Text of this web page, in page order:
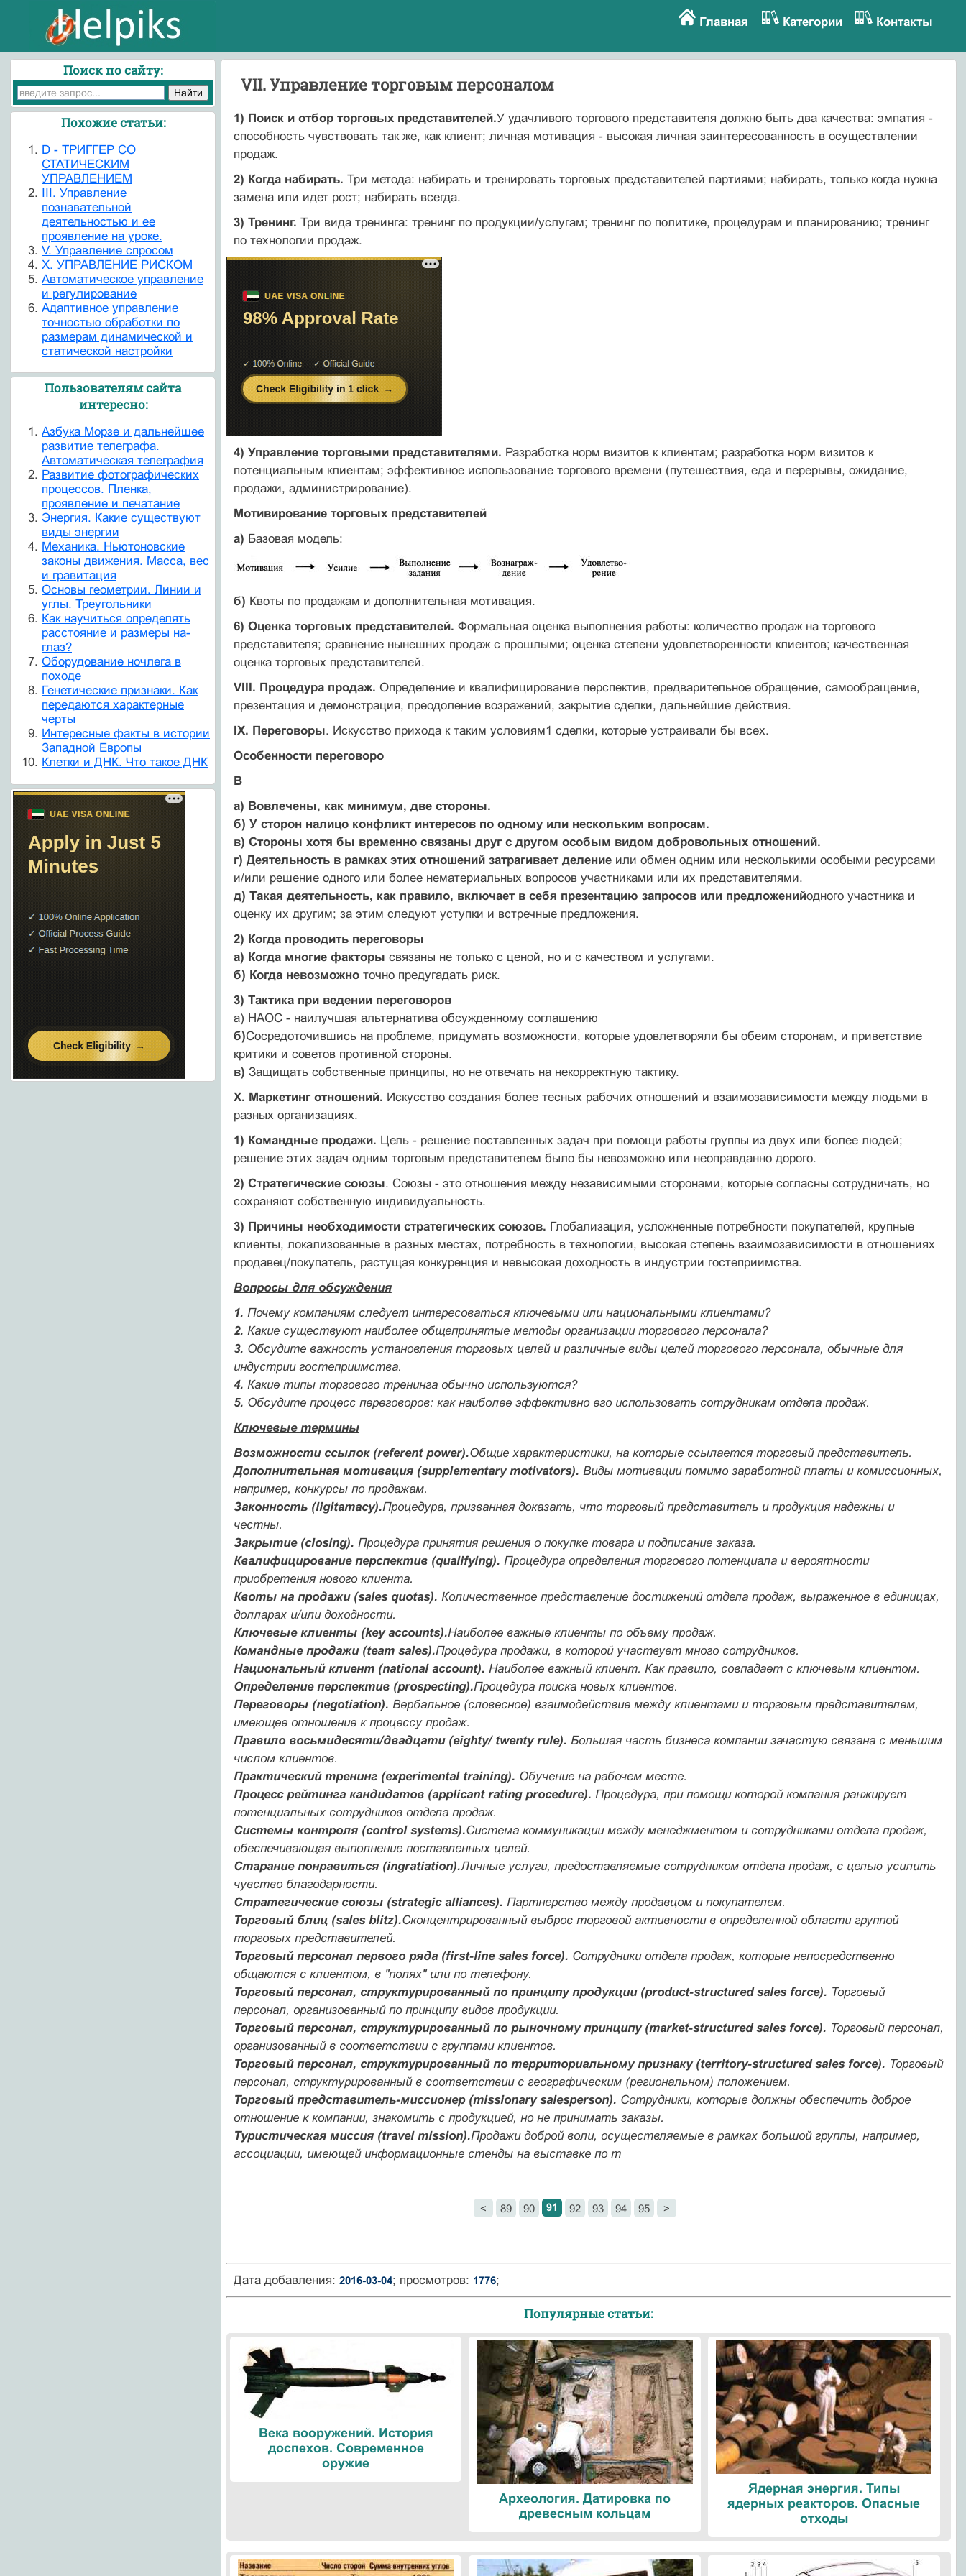
Главная Категории Контакты
VII. Управление торговым персоналом
1) Поиск и отбор торговых представителей.У удачливого торгового представителя должно быть два качества: эмпатия -
способность чувствовать так же, как клиент; личная мотивация - высокая личная заинтересованность в осуществлении
продаж.
2) Когда набирать. Три метода: набирать и тренировать торговых представителей партиями; набирать, только когда нужна
замена или идет рост; набирать всегда.
3) Тренинг. Три вида тренинга: тренинг по продукции/услугам; тренинг по политике, процедурам и планированию; тренинг
по технологии продаж.
4) Управление торговыми представителями. Разработка норм визитов к клиентам; разработка норм визитов к
потенциальным клиентам; эффективное использование торгового времени (путешествия, еда и перерывы, ожидание,
продажи, администрирование).
Мотивирование торговых представителей
а) Базовая модель:
б) Квоты по продажам и дополнительная мотивация.
6) Оценка торговых представителей. Формальная оценка выполнения работы: количество продаж на торгового
представителя; сравнение нынешних продаж с прошлыми; оценка степени удовлетворенности клиентов; качественная
оценка торговых представителей.
VIII. Процедура продаж. Определение и квалифицирование перспектив, предварительное обращение, самообращение,
презентация и демонстрация, преодоление возражений, закрытие сделки, дальнейшие действия.
IX. Переговоры. Искусство прихода к таким условиям1 сделки, которые устраивали бы всех.
Особенности переговоро
В
а) Вовлечены, как минимум, две стороны.
б) У сторон налицо конфликт интересов по одному или нескольким вопросам.
в) Стороны хотя бы временно связаны друг с другом особым видом добровольных отношений.
г) Деятельность в рамках этих отношений затрагивает делениеили обмен одним или несколькими особыми ресурсами
и/или решение одного или более нематериальных вопросов участниками или их представителями.
д) Такая деятельность, как правило, включает в себя презентацию запросов или предложенийодного участника и
оценку их другим; за этим следуют уступки и встречные предложения.
2) Когда проводить переговоры
а) Когда многие факторы связаны не только с ценой, но и с качеством и услугами.
б) Когда невозможноточно предугадать риск.
3) Тактика при ведении переговоров
а) НАОС - наилучшая альтернатива обсужденному соглашению
б)Сосредоточившись на проблеме, придумать возможности, которые удовлетворяли бы обеим сторонам, и приветствие
критики и советов противной стороны.
в) Защищать собственные принципы, но не отвечать на некорректную тактику.
X. Маркетинг отношений. Искусство создания более тесных рабочих отношений и взаимозависимости между людьми в
разных организациях.
1) Командные продажи. Цель - решение поставленных задач при помощи работы группы из двух или более людей;
решение этих задач одним торговым представителем было бы невозможно или неоправданно дорого.
2) Стратегические союзы. Союзы - это отношения между независимыми сторонами, которые согласны сотрудничать, но
сохраняют собственную индивидуальность.
3) Причины необходимости стратегических союзов. Глобализация, усложненные потребности покупателей, крупные
клиенты, локализованные в разных местах, потребность в технологии, высокая степень взаимозависимости в отношениях
продавец/покупатель, растущая конкуренция и невысокая доходность в индустрии гостеприимства.
Вопросы для обсуждения
1. Почему компаниям следует интересоваться ключевыми или национальными клиентами?
2. Какие существуют наиболее общепринятые методы организации торгового персонала?
3. Обсудите важность установления торговых целей и различные виды целей торгового персонала, обычные для
индустрии гостеприимства.
4. Какие типы торгового тренинга обычно используются?
5. Обсудите процесс переговоров: как наиболее эффективно его использовать сотрудникам отдела продаж.
Ключевые термины
Возможности ссылок (referent power).Общие характеристики, на которые ссылается торговый представитель.
Дополнительная мотивация (supplementary motivators). Виды мотивации помимо заработной платы и комиссионных,
например, конкурсы по продажам.
Законность (ligitamacy).Процедура, призванная доказать, что торговый представитель и продукция надежны и
честны.
Закрытие (closing). Процедура принятия решения о покупке товара и подписание заказа.
Квалифицирование перспектив (qualifying). Процедура определения торгового потенциала и вероятности
приобретения нового клиента.
Квоты на продажи (sales quotas). Количественное представление достижений отдела продаж, выраженное в единицах,
долларах и/или доходности.
Ключевые клиенты (key accounts).Наиболее важные клиенты по объему продаж.
Командные продажи (team sales).Процедура продажи, в которой участвует много сотрудников.
Национальный клиент (national account). Наиболее важный клиент. Как правило, совпадает с ключевым клиентом.
Определение перспектив (prospecting).Процедура поиска новых клиентов.
Переговоры (negotiation). Вербальное (словесное) взаимодействие между клиентами и торговым представителем,
имеющее отношение к процессу продаж.
Правило восьмидесяти/двадцати (eighty/ twenty rule). Большая часть бизнеса компании зачастую связана с меньшим
числом клиентов.
Практический тренинг (experimental training). Обучение на рабочем месте.
Процесс рейтинга кандидатов (applicant rating procedure). Процедура, при помощи которой компания ранжирует
потенциальных сотрудников отдела продаж.
Системы контроля (control systems).Система коммуникации между менеджментом и сотрудниками отдела продаж,
обеспечивающая выполнение поставленных целей.
Старание понравиться (ingratiation).Личные услуги, предоставляемые сотрудником отдела продаж, с целью усилить
чувство благодарности.
Стратегические союзы (strategic alliances). Партнерство между продавцом и покупателем.
Торговый блиц (sales blitz).Сконцентрированный выброс торговой активности в определенной области группой
торговых представителей.
Торговый персонал первого ряда (first-line sales force). Сотрудники отдела продаж, которые непосредственно
общаются с клиентом, в "полях" или по телефону.
Торговый персонал, структурированный по принципу продукции (product-structured sales force). Торговый
персонал, организованный по принципу видов продукции.
Торговый персонал, структурированный по рыночному принципу (market-structured sales force). Торговый персонал,
организованный в соответствии с группами клиентов.
Торговый персонал, структурированный по территориальному признаку (territory-structured sales force). Торговый
персонал, структурированный в соответствии с географическим (региональном) положением.
Торговый представитель-миссионер (missionary salesperson). Сотрудники, которые должны обеспечить доброе
отношение к компании, знакомить с продукцией, но не принимать заказы.
Туристическая миссия (travel mission).Продажи доброй воли, осуществляемые в рамках большой группы, например,
ассоциации, имеющей информационные стенды на выставке по т
< 89 90 91 92 93 94 95 >
Дата добавления: 2016-03-04; просмотров: 1776;
Популярные статьи:
Века вооружений. История
доспехов. Современное
оружие
Археология. Датировка по
древесным кольцам
Ядерная энергия. Типы
ядерных реакторов. Опасные
отходы
Поиск по сайту:
Похожие статьи:
D - ТРИГГЕР СО
СТАТИЧЕСКИМ
УПРАВЛЕНИЕМ
III. Управление
познавательной
деятельностью и ее
проявление на уроке.
V. Управление спросом
X. УПРАВЛЕНИЕ РИСКОМ
Автоматическое управление
и регулирование
Адаптивное управление
точностью обработки по
размерам динамической и
статической настройки
Пользователям сайта
интересно:
Азбука Морзе и дальнейшее
развитие телеграфа.
Автоматическая телеграфия
Развитие фотографических
процессов. Пленка,
проявление и печатание
Энергия. Какие существуют
виды энергии
Механика. Ньютоновские
законы движения. Масса, вес
и гравитация
Основы геометрии. Линии и
углы. Треугольники
Как научиться определять
расстояние и размеры на-
глаз?
Оборудование ночлега в
походе
Генетические признаки. Как
передаются характерные
черты
Интересные факты в истории
Западной Европы
Клетки и ДНК. Что такое ДНК